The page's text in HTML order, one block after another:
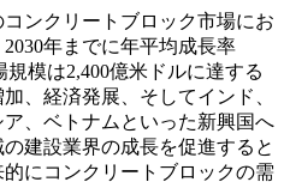
ンクリートブロック市場にお
年までに年平均成長率
規模は2,400億米ドルに達する
、経済発展、そしてインド、
、ベトナムといった新興国へ
建設業界の成長を促進すると
にコンクリートブロックの需